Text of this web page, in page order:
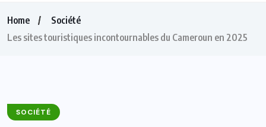
Home
Société
Les sites touristiques incontournables du Cameroun en 2025
SOCIÉTÉ